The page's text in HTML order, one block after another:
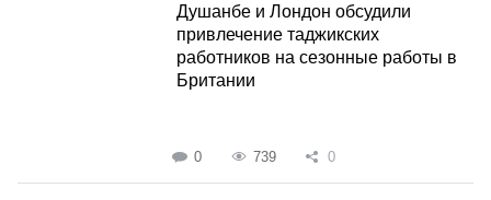
Душанбе и Лондон обсудили
привлечение таджикских
работников на сезонные работы в
Британии
0 739 0